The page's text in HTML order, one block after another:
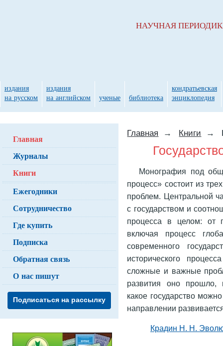
Главная → Книги →
Монография под
процесс» состоит из
проблем. Центральной
с государством и
процесса в целом: от
включая процесс
современного
исторического
сложные и важные
развития оно прошло,
какое государство
направлении
Крадин Н. Н.
Главная
Журналы
Книги
Ежегодники
Сотрудничество
Где купить
Подписка
Обратная связь
О нас пишут
Подписаться на рассылку
НАУЧНАЯ
издания
на русском
издания
на английском
ученые библиотека
кондратьевская
энциклопедия